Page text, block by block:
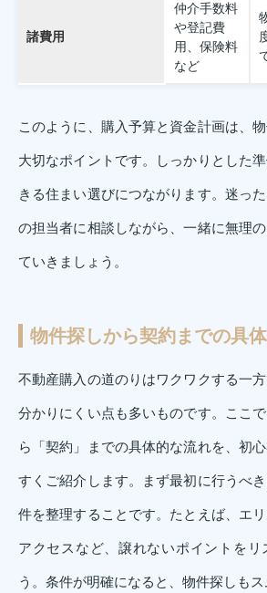
諸費用
仲介手数料
や登記費
用、保険料
など
このように、購入予算と資金計画は、
大切なポイントです。しっかりとした
きる住まい選びにつながります。迷っ
の担当者に相談しながら、一緒に無理
ていきましょう。
物件探しから契約までの具
不動産購入の道のりはワクワクする一
分かりにくい点も多いものです。ここ
ら「契約」までの具体的な流れを、初
すくご紹介します。まず最初に行うべ
件を整理することです。たとえば、エリ
アクセスなど、譲れないポイントをリ
う。条件が明確になると、物件探しもス